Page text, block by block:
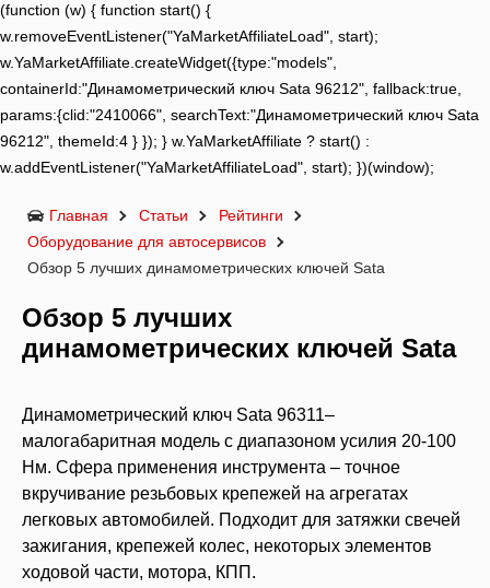
(function (w) { function start() {
w.removeEventListener("YaMarketAffiliateLoad", start);
w.YaMarketAffiliate.createWidget({type:"models",
containerId:"Динамометрический ключ Sata 96212", fallback:true,
params:{clid:"2410066", searchText:"Динамометрический ключ Sata
96212", themeId:4 } }); } w.YaMarketAffiliate ? start() :
w.addEventListener("YaMarketAffiliateLoad", start); })(window);
Главная Статьи
Рейтинги
Оборудование для автосервисов
Обзор 5 лучших динамометрических ключей Sata
Обзор 5 лучших
динамометрических ключей Sata
Динамометрический ключ Sata 96311–
малогабаритная модель с диапазоном усилия 20-100
Нм. Сфера применения инструмента – точное
вкручивание резьбовых крепежей на агрегатах
легковых автомобилей. Подходит для затяжки свечей
зажигания, крепежей колес, некоторых элементов
ходовой части, мотора, КПП.